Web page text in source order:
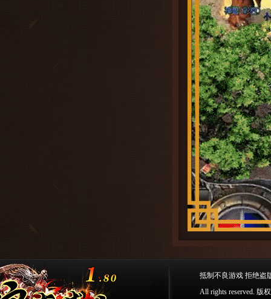
抵制不良游戏 拒绝盗
All rights reserved. 版